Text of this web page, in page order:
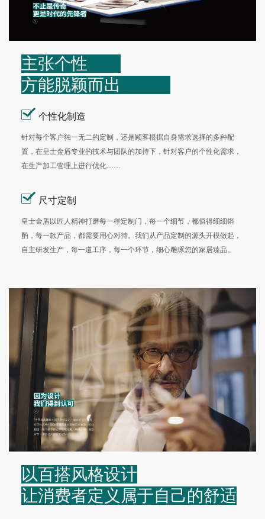
主张个性
方能脱颖而出
个性化制造
针对每个客户独一无二的定制，还是顾客根据自身需求选择的多种配
置，在皇士金盾专业的技术与团队的加持下，针对客户的个性化需求，
在生产加工管理上进行优化……
尺寸定制
皇士金盾以匠人精神打磨每一樘定制门，每一个细节，都值得细细斟
酌，每一款产品，都需要用心对待。我们从产品定制的源头开模做起，
自主研发生产，每一道工序，每一个环节，细心雕琢您的家居臻品。
以百搭风格设计
让消费者定义属于自己的舒适